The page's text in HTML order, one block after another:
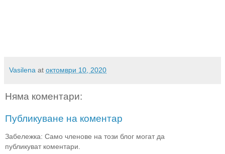
Vasilena at октомври 10, 2020
Няма коментари:
Публикуване на коментар
Забележка: Само членове на този блог могат да
публикуват коментари.